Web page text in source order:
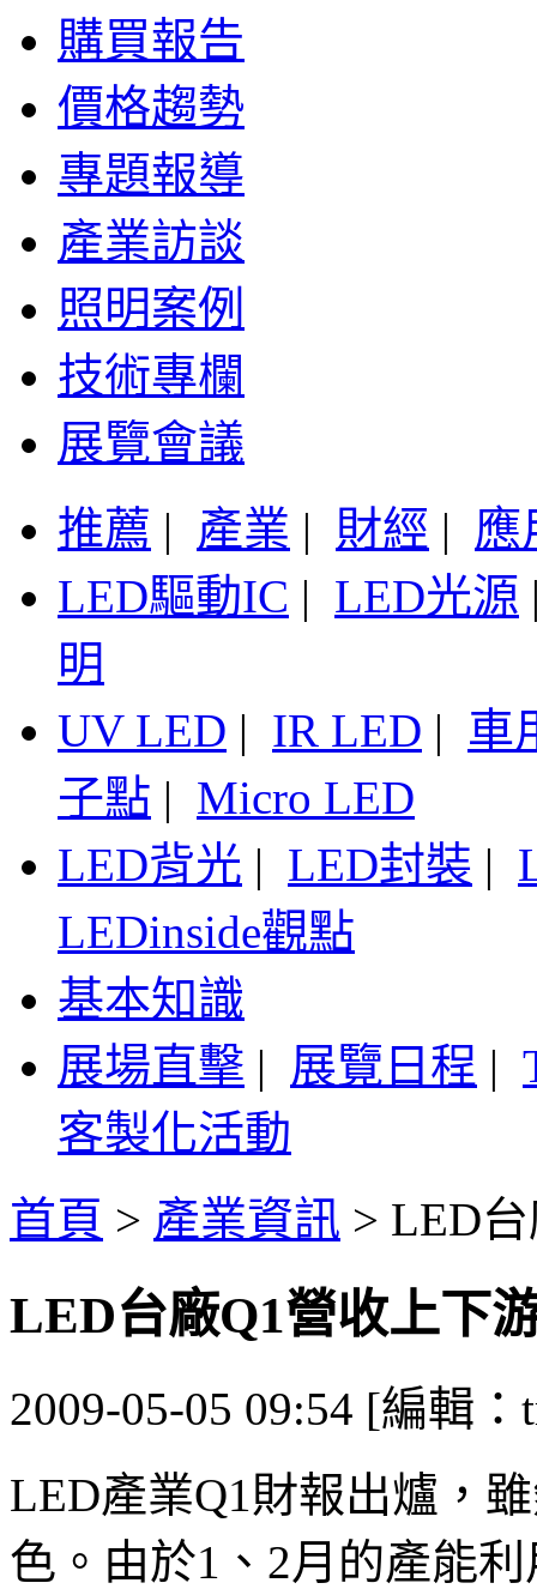
購買報告
價格趨勢
專題報導
產業訪談
照明案例
技術專欄
展覽會議
推薦 | 產業 | 財經 | 應
LED驅動IC | LED光源
明
UV LED | IR LED | 車
子點 | Micro LED
LED背光 | LED封裝 |
LEDinside觀點
基本知識
展場直擊 | 展覽日程 |
客製化活動
首頁 > 產業資訊 > LED
LED台廠Q1營收上下
2009-05-05 09:54 [編輯：
LED產業Q1財報出爐，
色。由於1、2月的產能